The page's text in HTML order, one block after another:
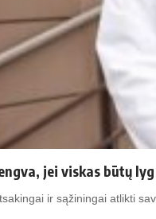
jei viskas būtų
ir sąžiningai atlikti